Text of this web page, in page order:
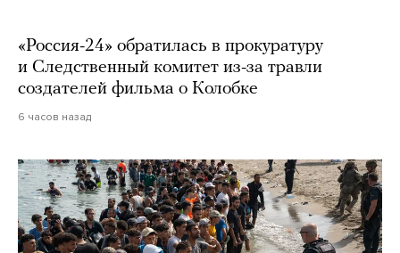
«Россия-24» обратилась в прокуратуру
и Следственный комитет из-за травли
создателей фильма о Колобке
6 часов назад